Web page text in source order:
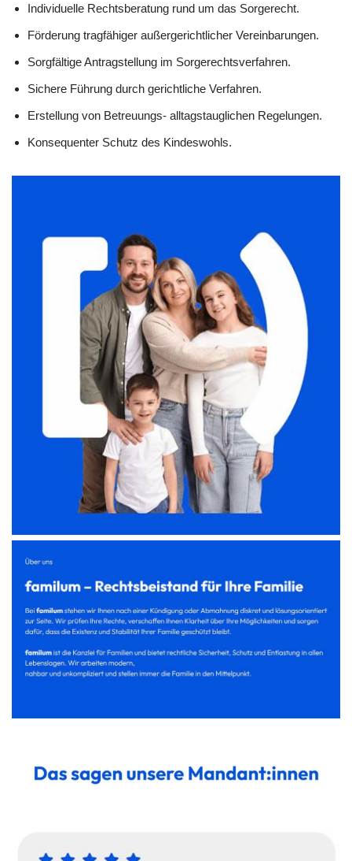
Individuelle Rechtsberatung rund um das Sorgerecht.
Förderung tragfähiger außergerichtlicher Vereinbarungen.
Sorgfältige Antragstellung im Sorgerechtsverfahren.
Sichere Führung durch gerichtliche Verfahren.
Erstellung von Betreuungs- alltagstauglichen Regelungen.
Konsequenter Schutz des Kindeswohls.